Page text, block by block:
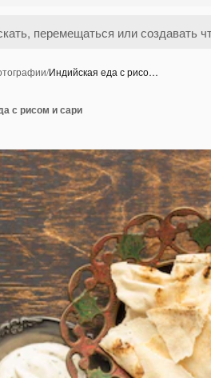
/Индийская еда с рисо…
с рисом и сари